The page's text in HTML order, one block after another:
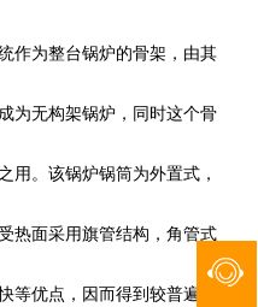
为整台锅炉的骨架，由其
为无构架锅炉，同时这个骨
用。该锅炉锅筒为外置式，
热面采用旗管结构，角管式
等优点，因而得到较普遍的